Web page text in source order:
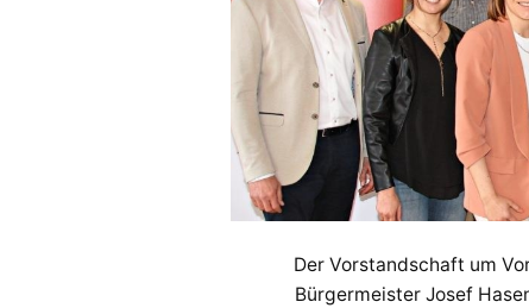
Der Vorstandschaft um
Bürgermeister Josef